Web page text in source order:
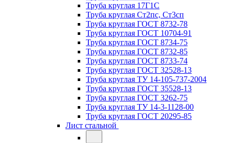
Труба круглая 17Г1С
Труба круглая Ст2пс, Ст3сп
Труба круглая ГОСТ 8732-78
Труба круглая ГОСТ 10704-91
Труба круглая ГОСТ 8734-75
Труба круглая ГОСТ 8732-85
Труба круглая ГОСТ 8733-74
Труба круглая ГОСТ 32528-13
Труба круглая ТУ 14-105-737-2004
Труба круглая ГОСТ 35528-13
Труба круглая ГОСТ 3262-75
Труба круглая ТУ 14-3-1128-00
Труба круглая ГОСТ 20295-85
Лист стальной